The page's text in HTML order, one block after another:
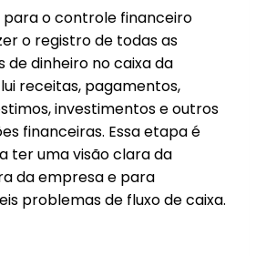
para o controle financeiro
o registro de todas as
de dinheiro no caixa da
receitas, pagamentos,
investimentos e outros
financeiras. Essa etapa é
ter uma visão clara da
da empresa e para
problemas de fluxo de caixa.